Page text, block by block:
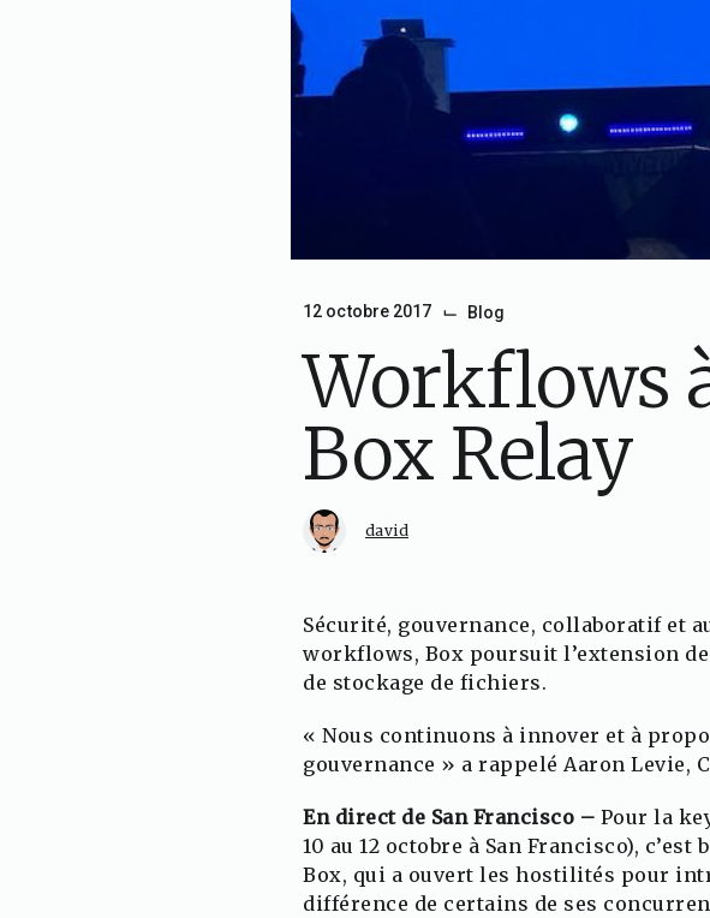
12 octobre 2017 ⌙ Blog
Workflows
Box Relay
david
Sécurité, gouvernance, collaboratif et
workflows, Box poursuit l’extension
de stockage de fichiers.
« Nous continuons à innover et à
gouvernance » a rappelé Aaron Levie,
En direct de San Francisco – Pour la
10 au 12 octobre à San Francisco),
Box, qui a ouvert les hostilités pour
différence de certains de ses